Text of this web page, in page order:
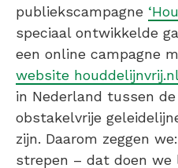
publiekscampagne
speciaal ontwikkelde
een online campagne
website houddelijnvrij.nl
in Nederland tussen
obstakelvrije
zijn. Daarom zeggen
strepen – dat doen we